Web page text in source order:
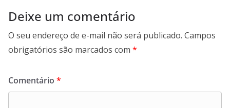
Deixe um comentário
O seu endereço de e-mail não será publicado. Campos
obrigatórios são marcados com *
Comentário *